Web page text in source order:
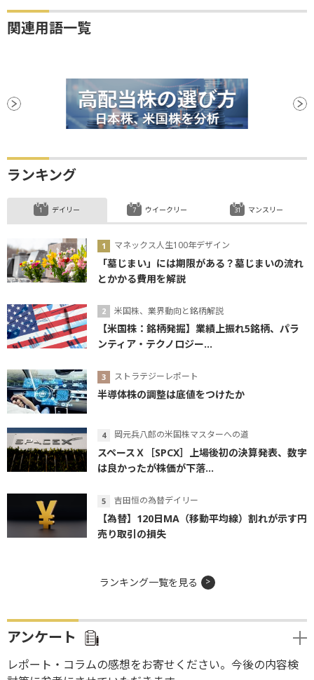
関連用語一覧
ランキング
デイリー
マネックス人生100年デザイン
「墓じまい」には期限がある？墓じまいの流れ
とかかる費用を解説
米国株、業界動向と銘柄解説
【米国株：銘柄発掘】業績上振れ5銘柄、パラ
ンティア・テクノロジー...
ストラテジーレポート
半導体株の調整は底値をつけたか
岡元兵八郎の米国株マスターへの道
スペースＸ［SPCX］上場後初の決算発表、数字
は良かったが株価が下落...
吉田恒の為替デイリー
【為替】120日MA（移動平均線）割れが示す円
売り取引の損失
ウイークリー マンスリー
ランキング一覧を見る
アンケート
レポート・コラムの感想をお寄せください。今後の内容検